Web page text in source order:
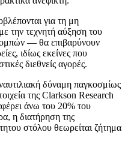
για τη μη
τεχνητή αύξηση του
— θα επιβαρύνουν
ιδίως εκείνες που
διεθνείς αγορές.
δύναμη παγκοσμίως
της Clarkson Research
άνω του 20% του
η διατήρηση της
στόλου θεωρείται ζήτημα